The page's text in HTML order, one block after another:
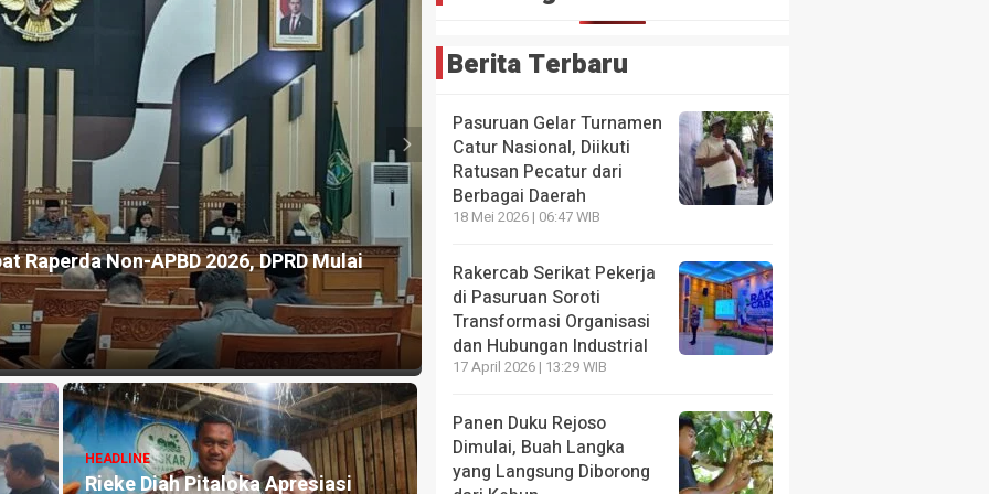
Internasional WSO, Layanan Stroke Diakui
HEADLINE
Pemkab Pasuruan Ajukan Empat Raperda Non-
Pembahasan
4 hari yang lalu
HEADLINE
Berita Terbaru
Pasuruan Gelar Turnamen
Catur Nasional, Diikuti
Ratusan Pecatur dari
Berbagai Daerah
18 Mei 2026 | 06:47 WIB
Rakercab Serikat Pekerja
di Pasuruan Soroti
Transformasi Organisasi
dan Hubungan Industrial
17 April 2026 | 13:29 WIB
Panen Duku Rejoso
Dimulai, Buah Langka
yang Langsung Diborong